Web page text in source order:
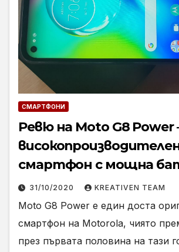
СМАРТФОНИ
Ревю на Moto G8 Power
смартфон с мощна
31/10/2020 KREATIVEN TEAM
Moto G8 Power е един доста
смартфон на Motorola, чиято
през първата половина на тази